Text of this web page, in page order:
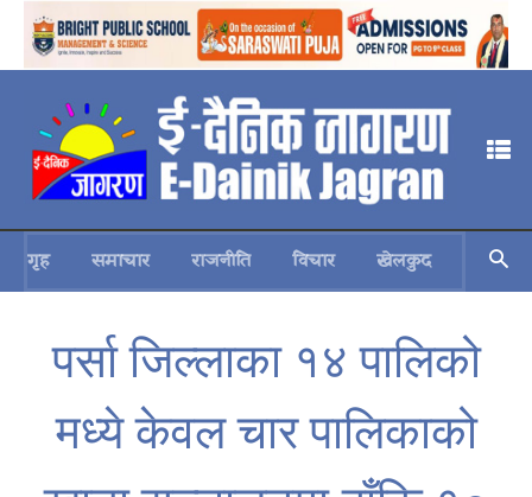
गृह समाचार राजनीति विचार खेलकुद स्वास्थ्य
पर्सा जिल्लाका १४ पालिको
मध्ये केवल चार पालिकाको